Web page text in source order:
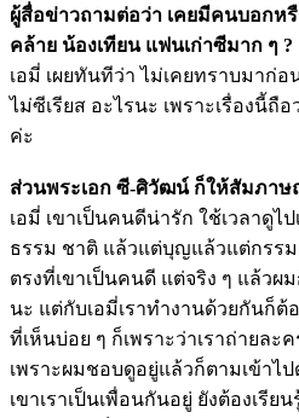
ผู้สื่อข่าวถามต่อว่า เคยมีคนบอกห
คล้าย น้องเทียน แฟนเก่าซีมาก ๆ ?
เอมี่ เผยทันทีว่า ไม่เคยทราบมาก่อ
ไม่ซีเรียส อะไรนะ เพราะเรื่องนี้ถื
ค่ะ
ส่วนพระเอก ซี-ศิวัฒน์ ก็ให้สัมภา
เอมี่ เขาเป็นคนดีน่ารัก ใช้เวลาดูไ
ธรรม ชาติ แล้วแต่บุญแล้วแต่กรร
ตรงที่เขาเป็นคนดี แต่จริง ๆ แล้ว
นะ แต่กับเอมี่เราทำงานด้วยกันก็
ที่เห็นบ่อย ๆ ก็เพราะว่าเราถ่ายละ
เพราะผมชอบดูอยู่แล้วก็ตามเข้าไ
เขาเราเป็นเพื่อนกันอยู่ ยังต้องเรี